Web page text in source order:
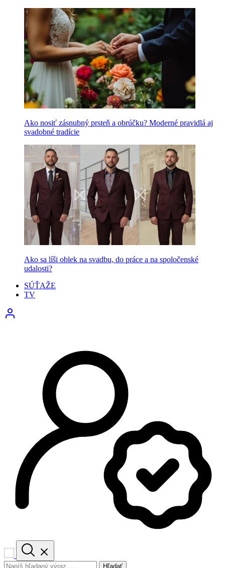
Ako nosiť zásnubný prsteň a obrúčku? Moderné pravidlá aj
svadobné tradície
Ako sa líši oblek na svadbu, do práce a na spoločenské
udalosti?
SÚŤAŽE
TV
Hľadať